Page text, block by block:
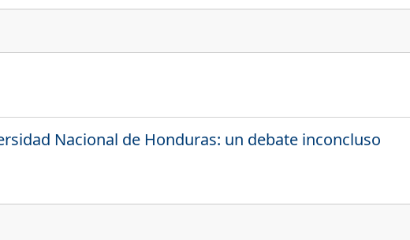
Nacional de Honduras: un debate inconcluso